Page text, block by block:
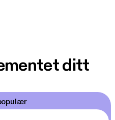
ditt